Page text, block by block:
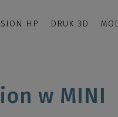
HP DRUK 3D
w MINI